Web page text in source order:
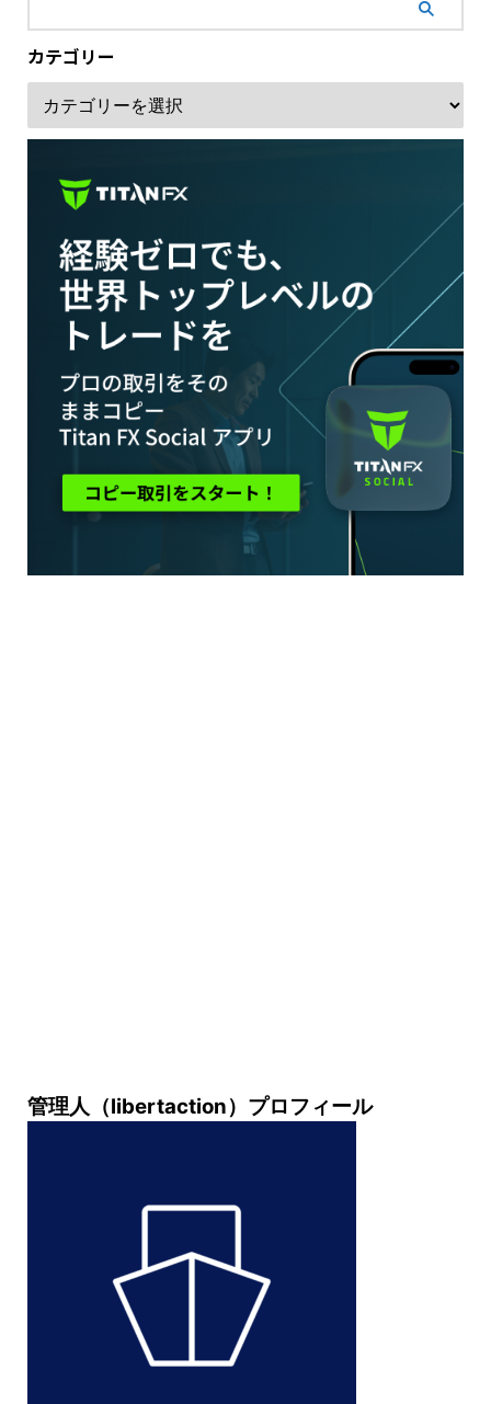
カテゴリー
管理人（libertaction）プロフィール